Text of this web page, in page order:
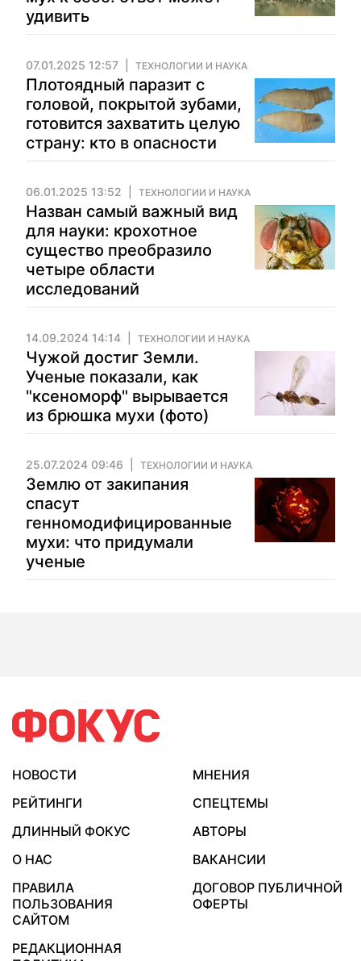
удивить
07.01.2025 12:57 ТЕХНОЛОГИИ И НАУКА
Плотоядный паразит с
головой, покрытой зубами,
готовится захватить целую
страну: кто в опасности
06.01.2025 13:52 ТЕХНОЛОГИИ И НАУКА
Назван самый важный вид
для науки: крохотное
существо преобразило
четыре области
исследований
14.09.2024 14:14 ТЕХНОЛОГИИ И НАУКА
Чужой достиг Земли.
Ученые показали, как
"ксеноморф" вырывается
из брюшка мухи (фото)
25.07.2024 09:46 ТЕХНОЛОГИИ И НАУКА
Землю от закипания
спасут
генномодифицированные
мухи: что придумали
ученые
НОВОСТИ
МНЕНИЯ
РЕЙТИНГИ
СПЕЦТЕМЫ
ДЛИННЫЙ ФОКУС
АВТОРЫ
О НАС
ВАКАНСИИ
ПРАВИЛА
ПОЛЬЗОВАНИЯ
САЙТОМ
ДОГОВОР ПУБЛИЧНОЙ
ОФЕРТЫ
РЕДАКЦИОННАЯ